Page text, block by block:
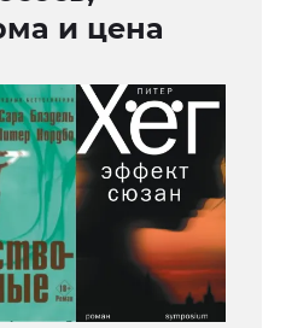
и цена